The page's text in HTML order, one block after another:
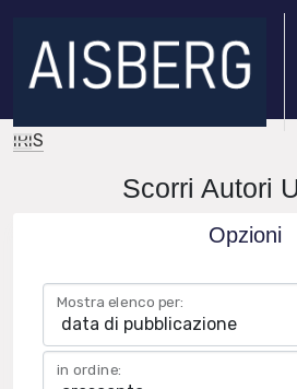
IRIS
Scorri Autori
Opzioni
Mostra elenco per:
in ordine: